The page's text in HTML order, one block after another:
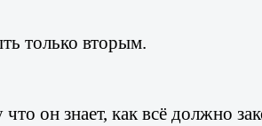
только вторым.
он знает, как всё должно